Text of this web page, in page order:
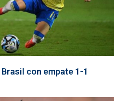
con empate 1-1